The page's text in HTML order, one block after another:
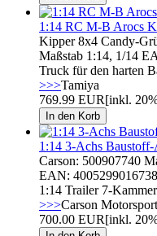
1:14 RC M-B Arocs
Kipper 8x4 Candy-
Maßstab 1:14, 1/14
Truck für den harten
>>>Tamiya
769.99 EUR[inkl.
1:14 3-Achs
Carson: 500907740
EAN:
1:14 Trailer 7-
>>>Carson Motorsport
700.00 EUR[inkl.